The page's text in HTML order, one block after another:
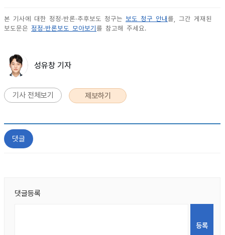
본 기사에 대한 정정·반론·추후보도 청구는 보도 청구 안내 를, 그간 게재된
보도문은 정정·반론보도 모아보기 를 참고해 주세요.
성유창 기자
기사 전체보기 제보하기
댓글
댓글등록